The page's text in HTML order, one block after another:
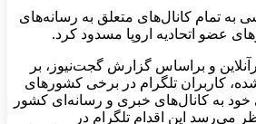
به تمام کانال‌های متعلق به رسانه‌های
عضو اتحادیه اروپا مسدود کرد.
و براساس گزارش گجت‌نیوز، بر
کاربران تلگرام در برخی کشورهای
خود به کانال‌های خبری و رسانه‌ای کشور
می‌رسد این اقدام تلگرام در